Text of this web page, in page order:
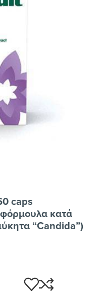
caps
κατά
“Candida”)